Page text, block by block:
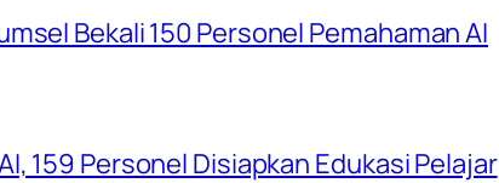
Bekali 150 Personel Pemahaman AI
159 Personel Disiapkan Edukasi Pelajar